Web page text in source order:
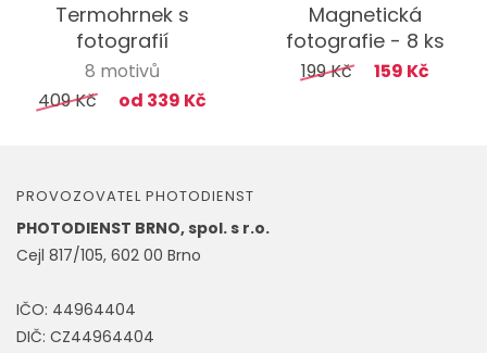
Termohrnek s
fotografií
8 motivů
409 Kč
od 339 Kč
Magnetická
fotografie - 8 ks
199 Kč 159 Kč
PROVOZOVATEL PHOTODIENST
PHOTODIENST BRNO, spol. s r.o.
Cejl 817/105, 602 00 Brno
IČO: 44964404
DIČ: CZ44964404